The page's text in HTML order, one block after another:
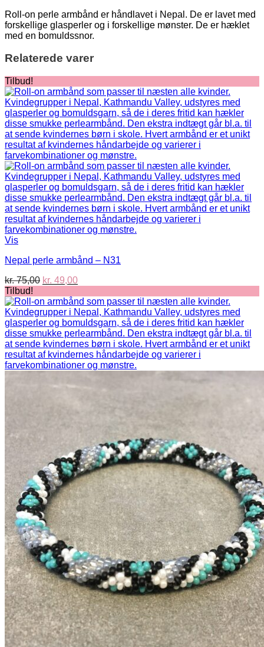
Roll-on perle armbånd er håndlavet i Nepal. De er lavet med
forskellige glasperler og i forskellige mønster. De er hæklet
med en bomuldssnor.
Relaterede varer
Tilbud!
Vis
Nepal perle armbånd – N31
kr.75,00 Den
pris
var:
kr. 75,00.
kr. 49,00Den
pris
er:
kr. 49,00.
Tilbud!